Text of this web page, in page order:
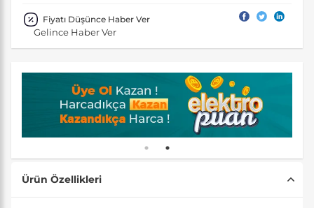
Fiyatı Düşünce Haber Ver
Gelince Haber Ver
Ürün Özellikleri